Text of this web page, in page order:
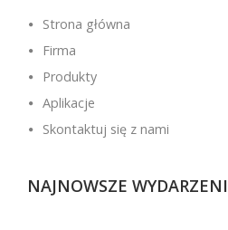
Strona główna
Firma
Produkty
Aplikacje
Skontaktuj się z nami
NAJNOWSZE